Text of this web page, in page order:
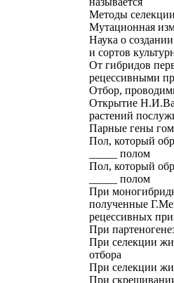
Методы
Мутационная
Наука о
и сортов
От гибридов
рецессивными
Отбор,
Открытие
растений
Парные гены
Пол, который
_____ полом
Пол, который
_____ полом
При
полученные
рецессивных
При
При селекции
отбора
При селекции
При